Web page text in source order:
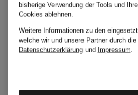
34,99 €
Bestpreis:
bisherige Verwendung der Tools und
Cookies ablehnen.
Weitere Informationen zu den
welche wir und unsere Partner durch
Datenschutzerklärungund Impressum.